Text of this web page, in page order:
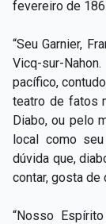
fevereiro de
“Seu Garnier,
Vicq-sur-
pacífico,
teatro de fatos
Diabo, ou pelo
local como
dúvida que,
contar, gosta de
“Nosso